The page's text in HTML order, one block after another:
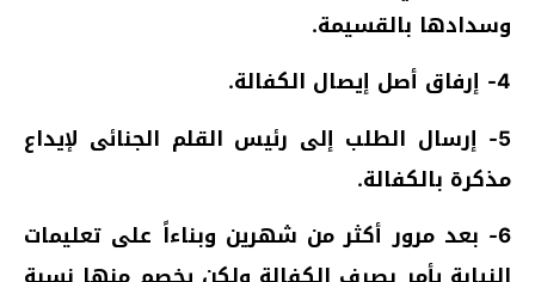
وسدادها بالقسيمة.
4- إرفاق أصل إيصال الكفالة.
5- إرسال الطلب إلى رئيس القلم الجنائى لإيداع
مذكرة بالكفالة.
6- بعد مرور أكثر من شهرين وبناءاً على تعليمات